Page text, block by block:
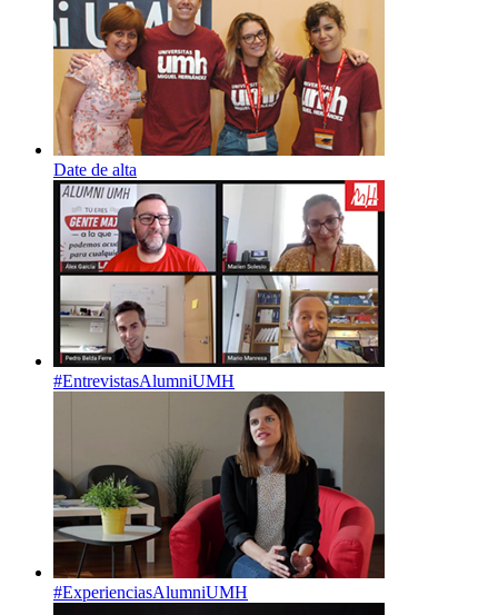
Date de alta
#EntrevistasAlumniUMH
#ExperienciasAlumniUMH